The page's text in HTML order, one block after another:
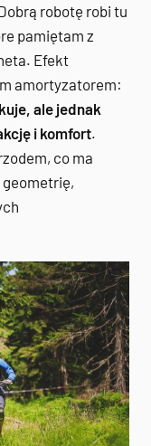
robotę robi tu
pamiętam z
Efekt
amortyzatorem:
ale jednak
i komfort.
co ma